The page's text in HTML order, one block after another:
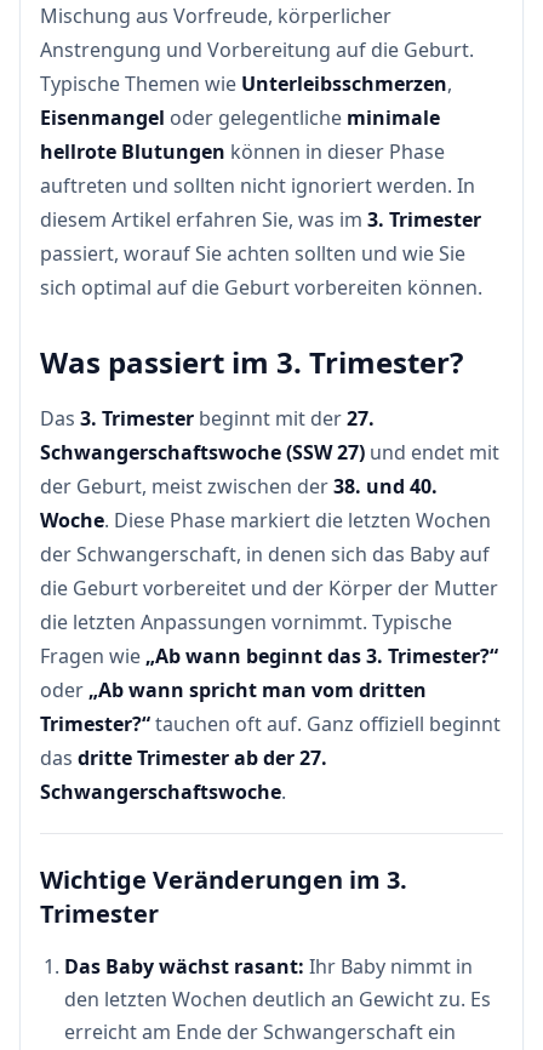
Mischung aus Vorfreude, körperlicher
Anstrengung und Vorbereitung auf die Geburt.
Typische Themen wie Unterleibsschmerzen,
Eisenmangel oder gelegentliche minimale
hellrote Blutungen können in dieser Phase
auftreten und sollten nicht ignoriert werden. In
diesem Artikel erfahren Sie, was im 3. Trimester
passiert, worauf Sie achten sollten und wie Sie
sich optimal auf die Geburt vorbereiten können.
Was passiert im 3. Trimester?
Das 3. Trimester beginnt mit der27.
Schwangerschaftswoche (SSW 27) und endet mit
der Geburt, meist zwischen der38. und 40.
Woche. Diese Phase markiert die letzten Wochen
der Schwangerschaft, in denen sich das Baby auf
die Geburt vorbereitet und der Körper der Mutter
die letzten Anpassungen vornimmt. Typische
Fragen wie „Ab wann beginnt das 3. Trimester?“
oder „Ab wann spricht man vom dritten
Trimester?“tauchen oft auf. Ganz offiziell beginnt
das dritte Trimester ab der 27.
Schwangerschaftswoche.
Wichtige Veränderungen im 3.
Trimester
Das Baby wächst rasant: Ihr Baby nimmt in
den letzten Wochen deutlich an Gewicht zu. Es
erreicht am Ende der Schwangerschaft ein